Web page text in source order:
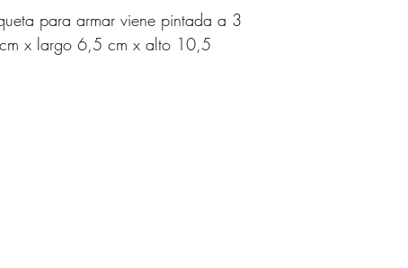
para armar viene pintada a 3
x largo 6,5 cm x alto 10,5